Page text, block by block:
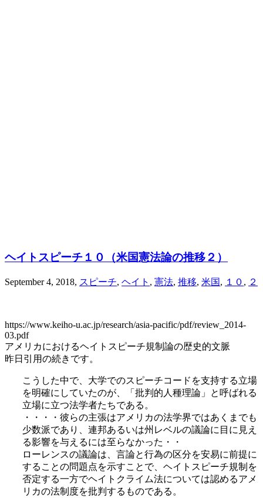
ヘイトスピーチ１０（米国憲法論の推移２）
September 4, 2018, スピーチ, ヘイト , 憲法, 推移, 米国, １０ , ２
https://www.keiho-u.ac.jp/research/asia-pacific/pdf/review_2014-
03.pdf
アメリカにおけるヘイトスピーチ規制論の歴史的文脈
昨日引用の続きです。
こうした中で、大学でのスピーチコードを支持する立場
を明確にしていたのが、「批判的人種理論」と呼ばれる
立場に立つ法学者たちである。
・・・・彼らの主張はアメリカの法学界ではあくまでも
少数派であり、連邦あるいは州レベルの議論に目に見え
る影響を与えるには至らなかった・・
ローレンスの議論は、言論と行為の区分を安易に前提に
することの問題点を示すことで、ヘイトスピーチ規制を
否定する一方でヘイトクライム法については認めるアメ
リカの法制度を批判するものである。